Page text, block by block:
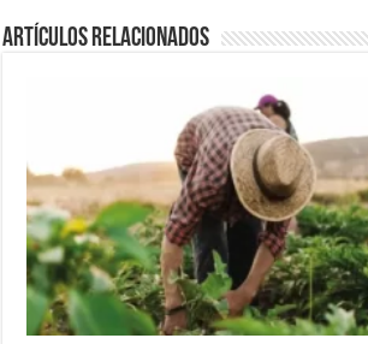
Artículos Relacionados